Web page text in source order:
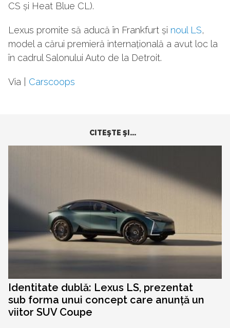
CS și Heat Blue CL).
Lexus promite să aducă în Frankfurt și noul LS,
model a cărui premieră internațională a avut loc la
în cadrul Salonului Auto de la Detroit.
Via | Carscoops
CITEŞTE ŞI...
Identitate dublă: Lexus LS, prezentat
sub forma unui concept care anunță un
viitor SUV Coupe